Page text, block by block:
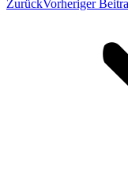
ZurückVorheriger